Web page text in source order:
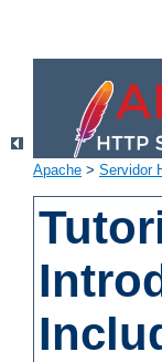
Apache > Servidor